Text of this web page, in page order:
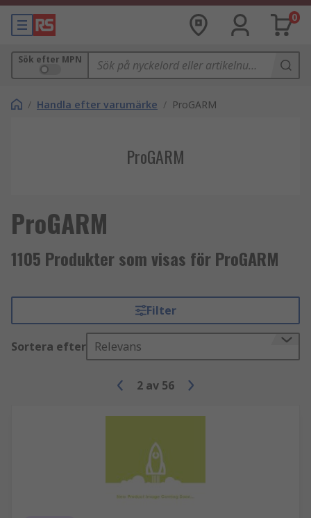
0
Sök efter MPN
/ Handla efter varumärke / ProGARM
ProGARM
ProGARM
1105 Produkter som visas för ProGARM
Filter
Sortera efter Relevans
2 av 56